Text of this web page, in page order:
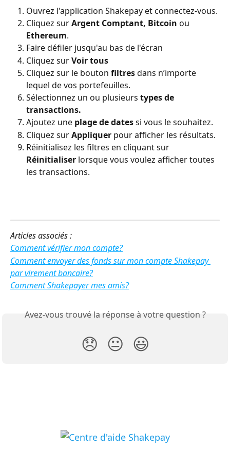
Ouvrez l'application Shakepay et connectez-vous.
Cliquez sur Argent Comptant, Bitcoin ou
Ethereum.
Faire défiler jusqu'au bas de l'écran
Cliquez sur Voir tous
Cliquez sur le bouton filtres dans n’importe
lequel de vos portefeuilles.
Sélectionnez un ou plusieurs types de
transactions.
Ajoutez une plage de dates si vous le souhaitez.
Cliquez sur Appliquer pour afficher les résultats.
Réinitialisez les filtres en cliquant sur
Réinitialiser lorsque vous voulez afficher toutes
les transactions.
Articles associés :
Comment vérifier mon compte?
Comment envoyer des fonds sur mon compte Shakepay
par virement bancaire?
Comment Shakepayer mes amis?
Avez-vous trouvé la réponse à votre question ?
😞 😐 😃